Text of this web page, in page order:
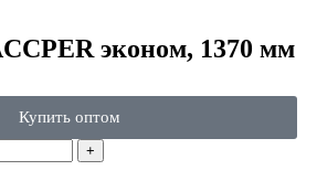
эконом, 1370 мм
Купить оптом